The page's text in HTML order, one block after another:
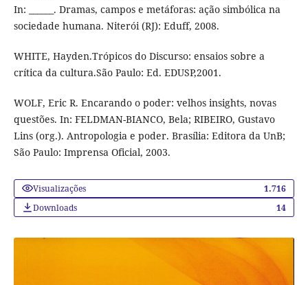
In: ______. Dramas, campos e metáforas: ação simbólica na
sociedade humana. Niterói (RJ): Eduff, 2008.
WHITE, Hayden.Trópicos do Discurso: ensaios sobre a
crítica da cultura.São Paulo: Ed. EDUSP,2001.
WOLF, Eric R. Encarando o poder: velhos insights, novas
questões. In: FELDMAN-BIANCO, Bela; RIBEIRO, Gustavo
Lins (org.). Antropologia e poder. Brasília: Editora da UnB;
São Paulo: Imprensa Oficial, 2003.
Visualizações
1.716
Downloads
14